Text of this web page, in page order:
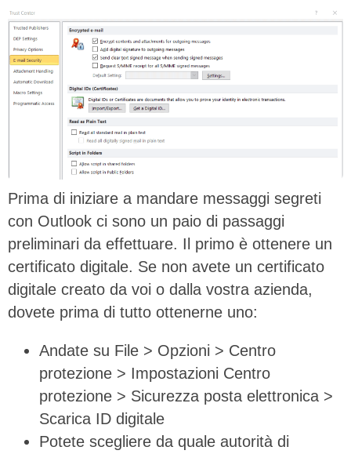
Prima di iniziare a mandare messaggi segreti
con Outlook ci sono un paio di passaggi
preliminari da effettuare. Il primo è ottenere un
certificato digitale. Se non avete un certificato
digitale creato da voi o dalla vostra azienda,
dovete prima di tutto ottenerne uno:
Andate su File > Opzioni > Centro
protezione > Impostazioni Centro
protezione > Sicurezza posta elettronica >
Scarica ID digitale
Potete scegliere da quale autorità di